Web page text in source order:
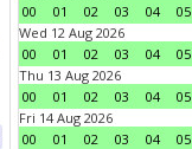
00
01 02 03 04 05
Wed 12 Aug 2026
00
01 02 03 04 05
Thu 13 Aug 2026
00
01 02 03 04 05
Fri 14 Aug 2026
00
01 02 03 04 05